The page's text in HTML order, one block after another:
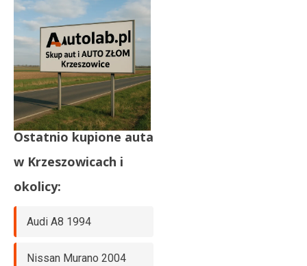
Ostatnio kupione auta
w Krzeszowicach i
okolicy:
Audi A8 1994
Nissan Murano 2004